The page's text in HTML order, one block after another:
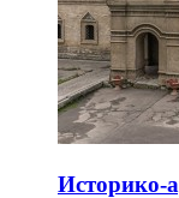
Историко-